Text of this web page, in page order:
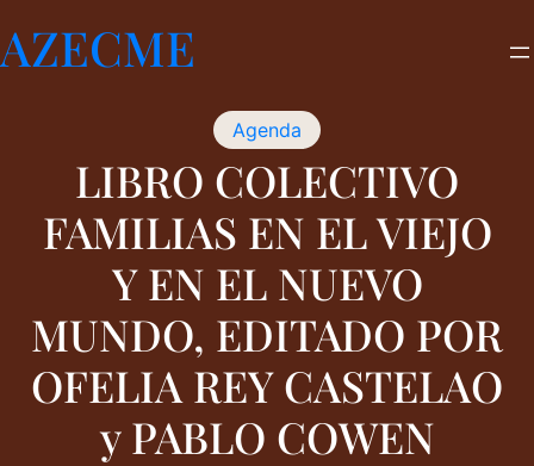
al
contenido
AZECME
Agenda
LIBRO COLECTIVO
FAMILIAS EN EL VIEJO
Y EN EL NUEVO
MUNDO, EDITADO POR
OFELIA REY CASTELAO
y PABLO COWEN